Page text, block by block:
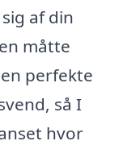
af din
måtte
perfekte
så I
hvor